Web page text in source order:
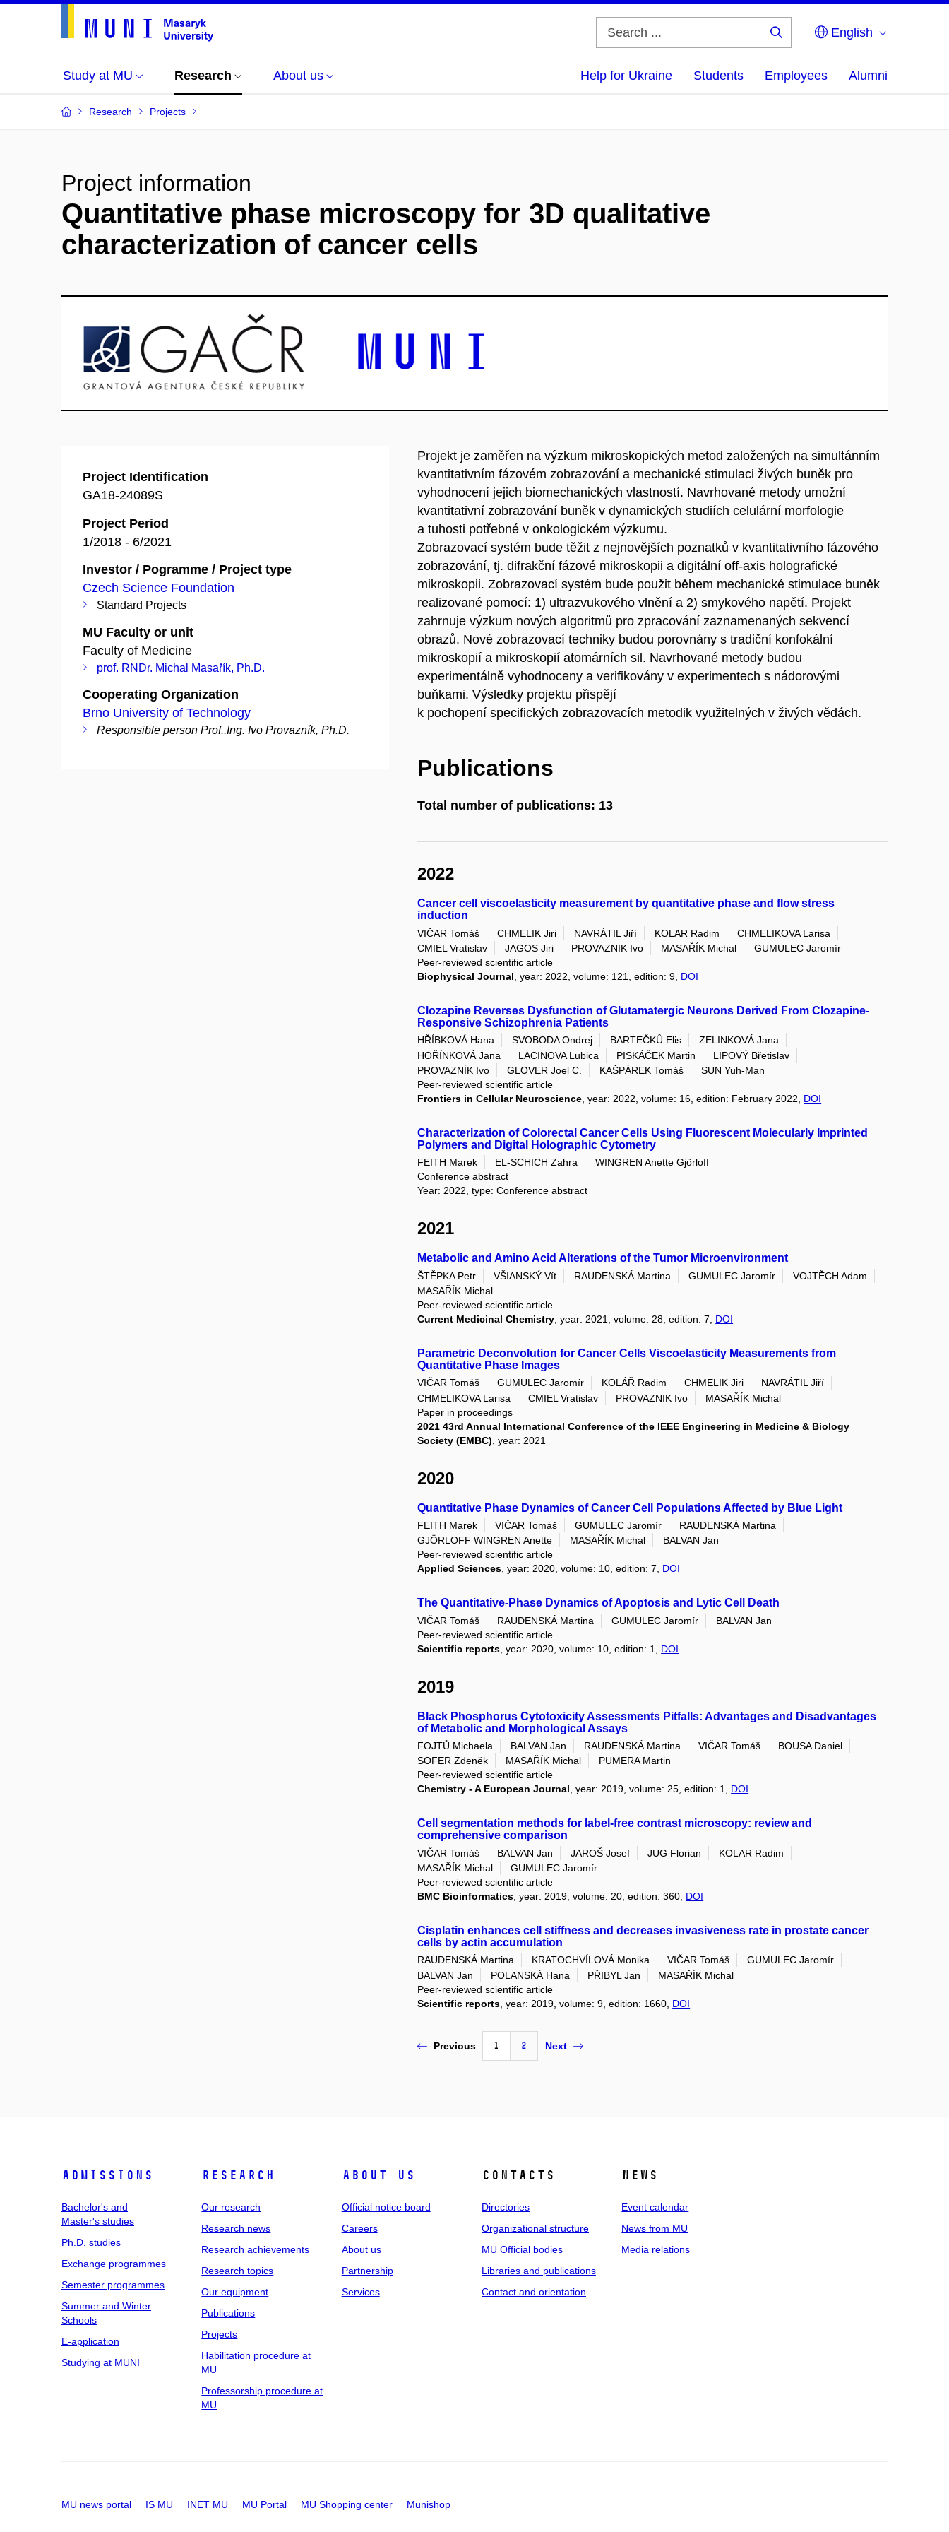
English
Study at MU Research About us Help for Ukraine Students Employees Alumni
Research Projects
Project information
Quantitative phase microscopy for 3D qualitative
characterization of cancer cells
Project Identification
GA18-24089S
Project Period
1/2018 - 6/2021
Investor / Pogramme / Project type
Czech Science Foundation
Standard Projects
MU Faculty or unit
Faculty of Medicine
prof. RNDr. Michal Masařík, Ph.D.
Cooperating Organization
Brno University of Technology
Responsible person Prof.,Ing. Ivo Provazník, Ph.D.
Projekt je zaměřen na výzkum mikroskopických metod založených na simultánním
kvantitativním fázovém zobrazování a mechanické stimulaci živých buněk pro
vyhodnocení jejich biomechanických vlastností. Navrhované metody umožní
kvantitativní zobrazování buněk v dynamických studiích celulární morfologie
a tuhosti potřebné v onkologickém výzkumu.
Zobrazovací systém bude těžit z nejnovějších poznatků v kvantitativního fázového
zobrazování, tj. difrakční fázové mikroskopii a digitální off-axis holografické
mikroskopii. Zobrazovací systém bude použit během mechanické stimulace buněk
realizované pomocí: 1) ultrazvukového vlnění a 2) smykového napětí. Projekt
zahrnuje výzkum nových algoritmů pro zpracování zaznamenaných sekvencí
obrazů. Nové zobrazovací techniky budou porovnány s tradiční konfokální
mikroskopií a mikroskopií atomárních sil. Navrhované metody budou
experimentálně vyhodnoceny a verifikovány v experimentech s nádorovými
buňkami. Výsledky projektu přispějí
k pochopení specifických zobrazovacích metodik využitelných v živých vědách.
Publications
Total number of publications: 13
2022
Cancer cell viscoelasticity measurement by quantitative phase and flow stress
induction
VIČAR Tomáš CHMELIK Jiri NAVRÁTIL Jiří KOLAR Radim
CHMELIKOVA Larisa
CMIEL Vratislav
JAGOS Jiri PROVAZNIK Ivo MASAŘÍK Michal
GUMULEC Jaromír
Peer-reviewed scientific article
Biophysical Journal , year: 2022, volume: 121, edition: 9, DOI
Clozapine Reverses Dysfunction of Glutamatergic Neurons Derived From Clozapine-
Responsive Schizophrenia Patients
HŘÍBKOVÁ Hana SVOBODA Ondrej BARTEČKŮ Elis
ZELINKOVÁ Jana
HOŘÍNKOVÁ Jana
LACINOVA Lubica PISKÁČEK Martin
LIPOVÝ Břetislav
PROVAZNÍK Ivo
GLOVER Joel C. KAŠPÁREK Tomáš
SUN Yuh-Man
Peer-reviewed scientific article
Frontiers in Cellular Neuroscience , year: 2022, volume: 16, edition: February 2022, DOI
Characterization of Colorectal Cancer Cells Using Fluorescent Molecularly Imprinted
Polymers and Digital Holographic Cytometry
FEITH Marek EL-SCHICH Zahra
WINGREN Anette Gjörloff
Conference abstract
Year: 2022, type: Conference abstract
2021
Metabolic and Amino Acid Alterations of the Tumor Microenvironment
ŠTĚPKA Petr VŠIANSKÝ Vít RAUDENSKÁ Martina GUMULEC Jaromír
VOJTĚCH Adam
MASAŘÍK Michal
Peer-reviewed scientific article
Current Medicinal Chemistry , year: 2021, volume: 28, edition: 7, DOI
Parametric Deconvolution for Cancer Cells Viscoelasticity Measurements from
Quantitative Phase Images
VIČAR Tomáš GUMULEC Jaromír KOLÁŘ Radim CHMELIK Jiri
NAVRÁTIL Jiří
CHMELIKOVA Larisa
CMIEL Vratislav PROVAZNIK Ivo
MASAŘÍK Michal
Paper in proceedings
2021 43rd Annual International Conference of the IEEE Engineering in Medicine & Biology
Society (EMBC) , year: 2021
2020
Quantitative Phase Dynamics of Cancer Cell Populations Affected by Blue Light
FEITH Marek VIČAR Tomáš GUMULEC Jaromír
RAUDENSKÁ Martina
GJÖRLOFF WINGREN Anette
MASAŘÍK Michal
BALVAN Jan
Peer-reviewed scientific article
Applied Sciences, year: 2020, volume: 10, edition: 7, DOI
The Quantitative-Phase Dynamics of Apoptosis and Lytic Cell Death
VIČAR Tomáš RAUDENSKÁ Martina GUMULEC Jaromír
BALVAN Jan
Peer-reviewed scientific article
Scientific reports , year: 2020, volume: 10, edition: 1, DOI
2019
Black Phosphorus Cytotoxicity Assessments Pitfalls: Advantages and Disadvantages
of Metabolic and Morphological Assays
FOJTŮ Michaela BALVAN Jan RAUDENSKÁ Martina VIČAR Tomáš
BOUSA Daniel
SOFER Zdeněk
MASAŘÍK Michal
PUMERA Martin
Peer-reviewed scientific article
Chemistry - A European Journal, year: 2019, volume: 25, edition: 1, DOI
Cell segmentation methods for label-free contrast microscopy: review and
comprehensive comparison
VIČAR Tomáš BALVAN Jan JAROŠ Josef JUG Florian
KOLAR Radim
MASAŘÍK Michal
GUMULEC Jaromír
Peer-reviewed scientific article
BMC Bioinformatics , year: 2019, volume: 20, edition: 360, DOI
Cisplatin enhances cell stiffness and decreases invasiveness rate in prostate cancer
cells by actin accumulation
RAUDENSKÁ Martina KRATOCHVÍLOVÁ Monika VIČAR Tomáš
GUMULEC Jaromír
BALVAN Jan
POLANSKÁ Hana PŘIBYL Jan
MASAŘÍK Michal
Peer-reviewed scientific article
Scientific reports , year: 2019, volume: 9, edition: 1660, DOI
Previous 1 2 Next
Admissions
Bachelor's and
Master's studies
Ph.D. studies
Exchange programmes
Semester programmes
Summer and Winter
Schools
E-application
Studying at MUNI
Research
Our research
Research news
Research achievements
Research topics
Our equipment
Publications
Projects
Habilitation procedure at
MU
Professorship procedure at
MU
About us
Official notice board
Careers
About us
Partnership
Services
Contacts
Directories
Organizational structure
MU Official bodies
Libraries and publications
Contact and orientation
News
Event calendar
News from MU
Media relations
MU news portal IS MU INET MU MU Portal MU Shopping center Munishop